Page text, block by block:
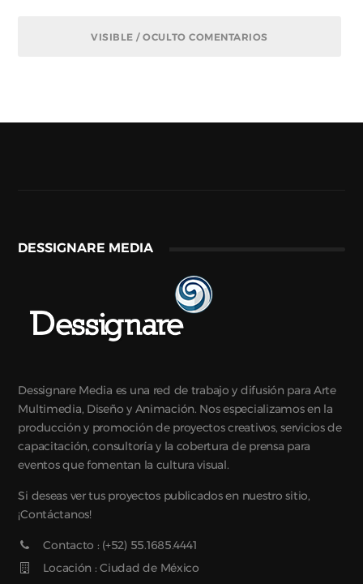
VISIBLE / OCULTO COMENTARIOS
DESSIGNARE MEDIA
Dessignare Media es una red de trabajo y difusión para Arte
Multimedia, Diseño y Animación. Nos especializamos en la
producción y promoción de proyectos creativos, servicios de
capacitación, consultoría y la cobertura de prensa para
eventos que fomentan la cultura visual.
Si deseas ver tus proyectos publicados en nuestro sitio,
¡Contáctanos!
Contacto : (+52) 55.1685.4441
Locación : Ciudad de México